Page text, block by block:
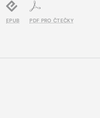
EPUB PDF PRO ČTEČKY